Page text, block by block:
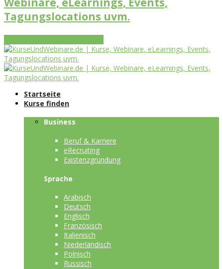
Startseite
Kurse finden
Business
Beruf & Karriere
eRecruiting
Existenzgründung
Sprache
Arabisch
Deutsch
Englisch
Französisch
Italienisch
Niederländisch
Polnisch
Russisch